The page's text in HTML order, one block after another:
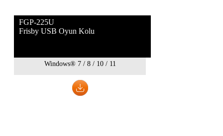
FGP-225U
Frisby USB Oyun Kolu
Windows® 7 / 8 / 10 / 11